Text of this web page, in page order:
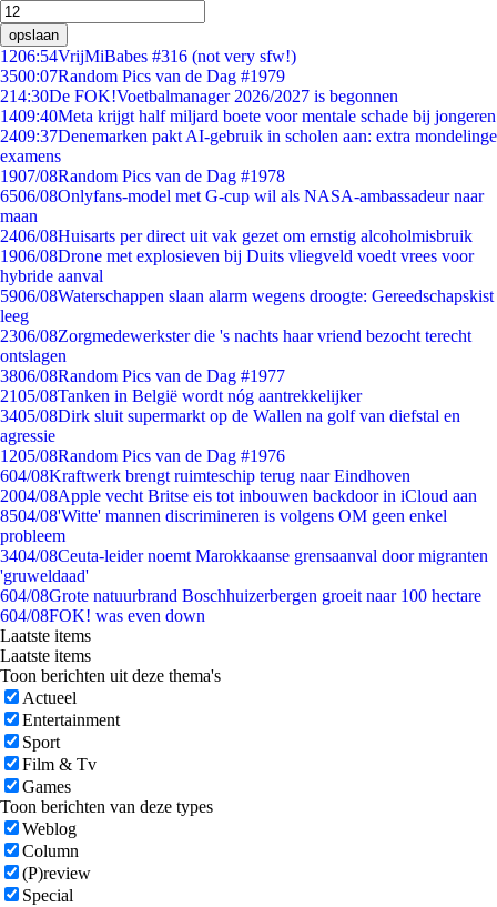
opslaan
1206:54VrijMiBabes #316 (not very sfw!)
3500:07Random Pics van de Dag #1979
214:30De FOK!Voetbalmanager 2026/2027 is begonnen
1409:40Meta krijgt half miljard boete voor mentale schade bij jongeren
2409:37Denemarken pakt AI-gebruik in scholen aan: extra mondelinge
examens
1907/08Random Pics van de Dag #1978
6506/08Onlyfans-model met G-cup wil als NASA-ambassadeur naar
maan
2406/08Huisarts per direct uit vak gezet om ernstig alcoholmisbruik
1906/08Drone met explosieven bij Duits vliegveld voedt vrees voor
hybride aanval
5906/08Waterschappen slaan alarm wegens droogte: Gereedschapskist
leeg
2306/08Zorgmedewerkster die 's nachts haar vriend bezocht terecht
ontslagen
3806/08Random Pics van de Dag #1977
2105/08Tanken in België wordt nóg aantrekkelijker
3405/08Dirk sluit supermarkt op de Wallen na golf van diefstal en
agressie
1205/08Random Pics van de Dag #1976
604/08Kraftwerk brengt ruimteschip terug naar Eindhoven
2004/08Apple vecht Britse eis tot inbouwen backdoor in iCloud aan
8504/08'Witte' mannen discrimineren is volgens OM geen enkel
probleem
3404/08Ceuta-leider noemt Marokkaanse grensaanval door migranten
'gruweldaad'
604/08Grote natuurbrand Boschhuizerbergen groeit naar 100 hectare
604/08FOK! was even down
Laatste items
Laatste items
Toon berichten uit deze thema's
Actueel
Entertainment
Sport
Film & Tv
Games
Toon berichten van deze types
Weblog
Column
(P)review
Special